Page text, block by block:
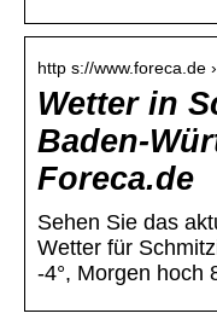
http s://www.foreca.de
Wetter in
Baden-
Foreca.de
Sehen Sie das
Wetter für
-4°, Morgen hoch